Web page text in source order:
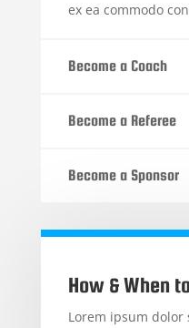
ex ea commodo
Become a Coach
Become a Referee
Become a Sponsor
How & When
Lorem ipsum